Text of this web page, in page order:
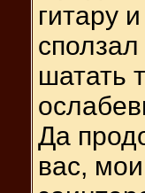
гитару
шатать
Да
вас,